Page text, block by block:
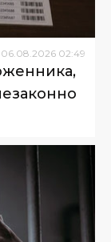
06.08.2026 02:49